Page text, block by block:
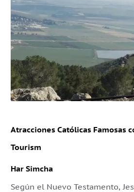
Atracciones Católicas Famosas
Tourism
Har Simcha
Según el Nuevo Testamento,